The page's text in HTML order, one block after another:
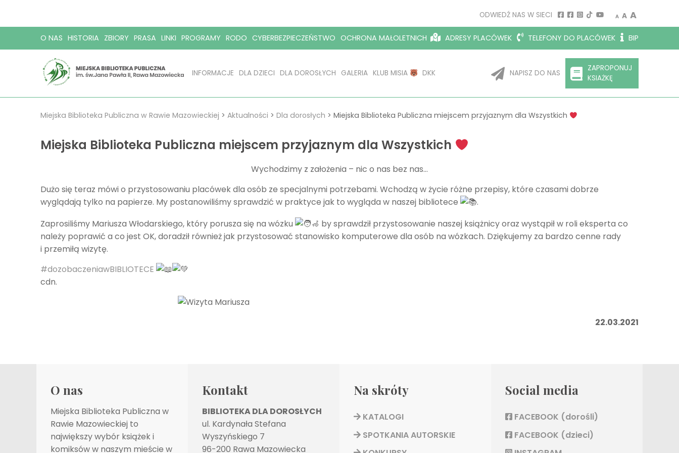
ODWIEDŹ NAS W SIECI A
Decrease font size.
A Reset font
A
O NAS HISTORIA ZBIORY PRASA LINKI PROGRAMY RODO CYBERBEZPIECZEŃSTWO OCHRONA MAŁOLETNICH ADRESY PLACÓWEK TELEFONY DO PLACÓWEK BIP
INFORMACJE DLA DZIECI DLA DOROSŁYCH GALERIA KLUB MISIA DKK NAPISZ DO NAS
ZAPROPONUJ
KSIAŻKĘ
Miejska Biblioteka Publiczna w Rawie Mazowieckiej > Aktualności > Dla dorosłych > Miejska Biblioteka Publiczna miejscem przyjaznym dla Wszystkich
Miejska Biblioteka Publiczna miejscem przyjaznym dla Wszystkich
Wychodzimy z założenia – nic o nas bez nas…
Dużo się teraz mówi o przystosowaniu placówek dla osób ze specjalnymi potrzebami. Wchodzą w życie różne przepisy, które czasami dobrze
wyglądają tylko na papierze. My postanowiliśmy sprawdzić w praktyce jak to wygląda w naszej bibliotece
.
Zaprosiliśmy Mariusza Włodarskiego, który porusza się na wózku
by sprawdził przystosowanie naszej książnicy oraz wystąpił w roli eksperta co
należy poprawić a co jest OK, doradził również jak przystosować stanowisko komputerowe dla osób na wózkach. Dziękujemy za bardzo cenne rady
i przemiłą wizytę.
#dozobaczeniawBIBLIOTECE
cdn.
22.03.2021
O nas
Miejska Biblioteka Publiczna w
Rawie Mazowieckiej to
największy wybór książek i
komiksów w naszym mieście w
Kontakt
BIBLIOTEKA DLA DOROSŁYCH
ul. Kardynała Stefana
Wyszyńskiego 7
96-200 Rawa Mazowiecka
Na skróty
KATALOGI
SPOTKANIA AUTORSKIE
Social media
FACEBOOK (dorośli)
FACEBOOK (dzieci)